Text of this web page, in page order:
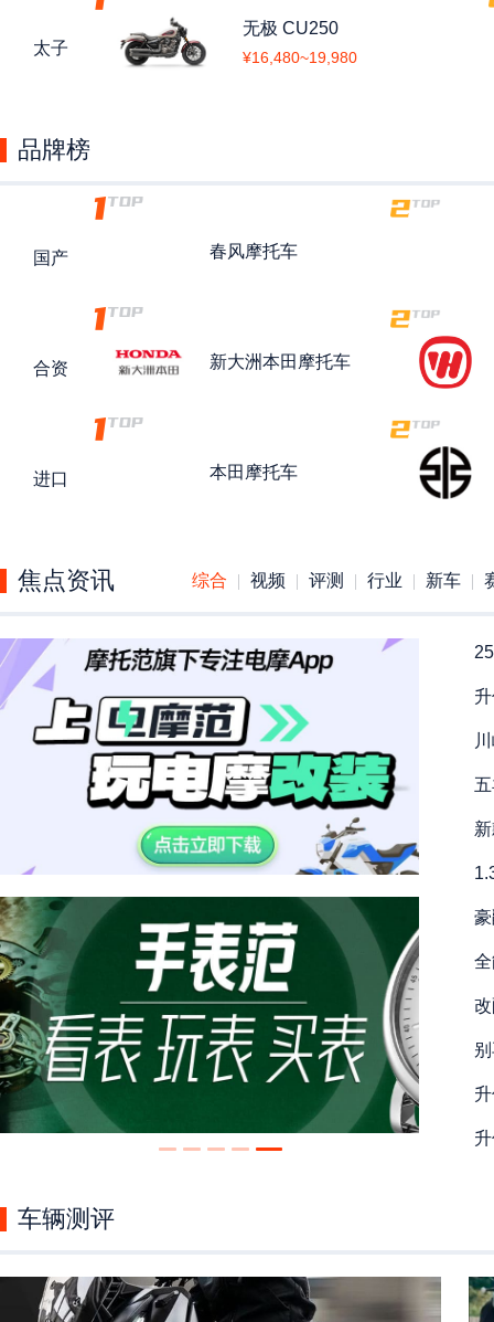
太子
无极 CU250
¥16,480~19,980
品牌榜
国产 春风摩托车
合资 新大洲本田 摩托车
进口 本田 摩托车
焦点资讯 综合 视频 评测 行业 新车
1
车辆测评